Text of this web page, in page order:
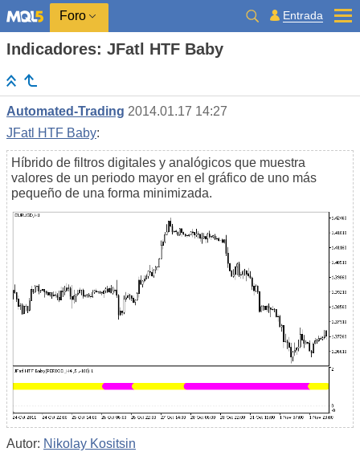
Foro Entrada
Indicadores: JFatl HTF Baby
Automated-Trading 2014.01.17 14:27
JFatl HTF Baby:
Híbrido de filtros digitales y analógicos que muestra
valores de un periodo mayor en el gráfico de uno más
pequeño de una forma minimizada.
Autor: Nikolay Kositsin